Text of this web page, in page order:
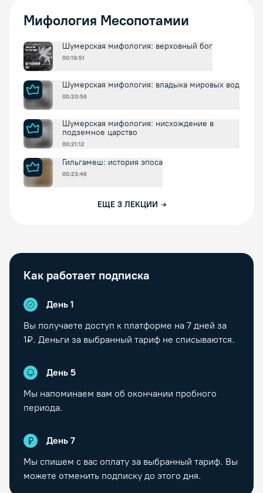
Мифология Месопотамии
Шумерская мифология: верховный бог
00:19:51
Шумерская мифология: владыка мировых вод
00:20:56
Шумерская мифология: нисхождение в
подземное царство
00:21:12
Гильгамеш: история эпоса
00:23:46
ЕЩЕ 3 ЛЕКЦИИ
Как работает подписка
День 1
Вы получаете доступ к платформе на 7 дней за
1₽. Деньги за выбранный тариф не списываются.
День 5
Мы напоминаем вам об окончании пробного
периода.
День 7
Мы спишем с вас оплату за выбранный тариф. Вы
можете отменить подписку до этого дня.